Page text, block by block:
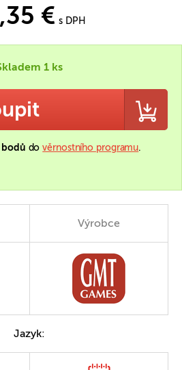
€ s DPH
1 ks
bodů dověrnostního programu.
Výrobce
Jazyk: